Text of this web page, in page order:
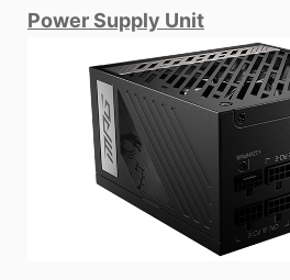
Power Supply Unit